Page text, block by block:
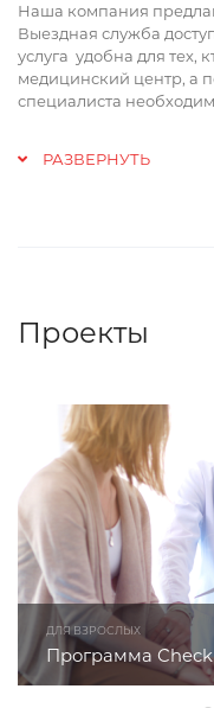
Наша компания
Выездная служба
услуга удобна для тех,
медицинский центр, а
специалиста
РАЗВЕРНУТЬ
Проекты
ДЛЯ ВЗРОСЛЫХ
Программа